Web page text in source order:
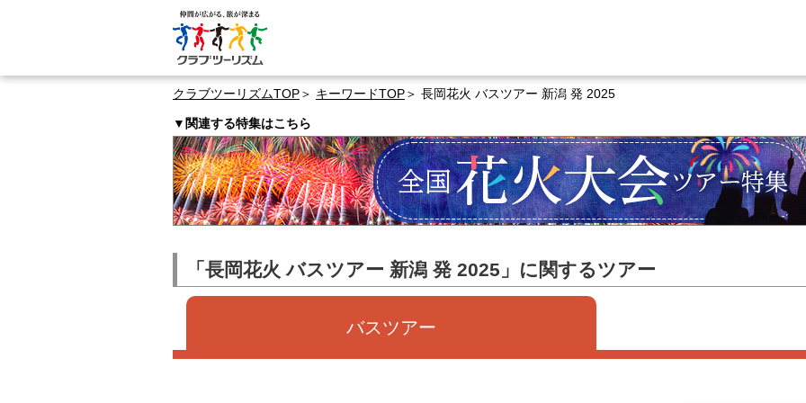
クラブツーリズムTOP キーワードTOP 長岡花火 バスツアー 新潟 発 2025
▼関連する特集はこちら
「長岡花火 バスツアー 新潟 発 2025」に関するツアー
バスツアー